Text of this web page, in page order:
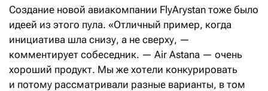
Создание новой авиакомпании FlyArystan тоже было
идеей из этого пула. «Отличный пример, когда
инициатива шла снизу, а не сверху, —
комментирует собеседник. — Air Astana — очень
хороший продукт. Мы же хотели конкурировать
и потому рассматривали разные варианты, в том